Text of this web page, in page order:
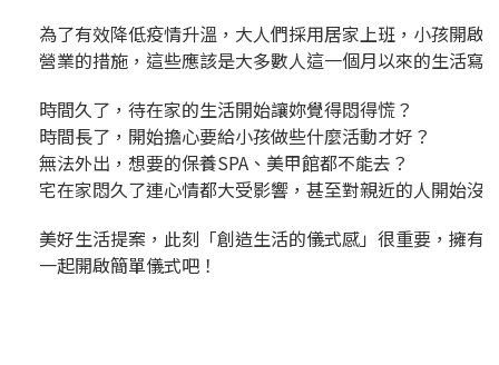
為了有效降低疫情升溫，大人們採用居家上班，小孩開
營業的措施，這些應該是大多數人這一個月以來的生活寫
時間久了，待在家的生活開始讓妳覺得悶得慌？
時間長了，開始擔心要給小孩做些什麼活動才好？
無法外出，想要的保養SPA、美甲館都不能去？
宅在家悶久了連心情都大受影響，甚至對親近的人開始沒
美好生活提案，此刻「創造生活的儀式感」很重要，擁
一起開啟簡單儀式吧！